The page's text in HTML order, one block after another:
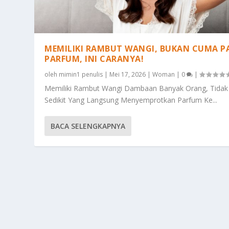
MEMILIKI RAMBUT WANGI, BUKAN CUMA
PARFUM, INI CARANYA!
oleh mimin1 penulis | Mei 17, 2026 |Woman | 0 |
Memiliki Rambut Wangi Dambaan Banyak Orang, Tidak
Sedikit Yang Langsung Menyemprotkan Parfum Ke...
BACA SELENGKAPNYA